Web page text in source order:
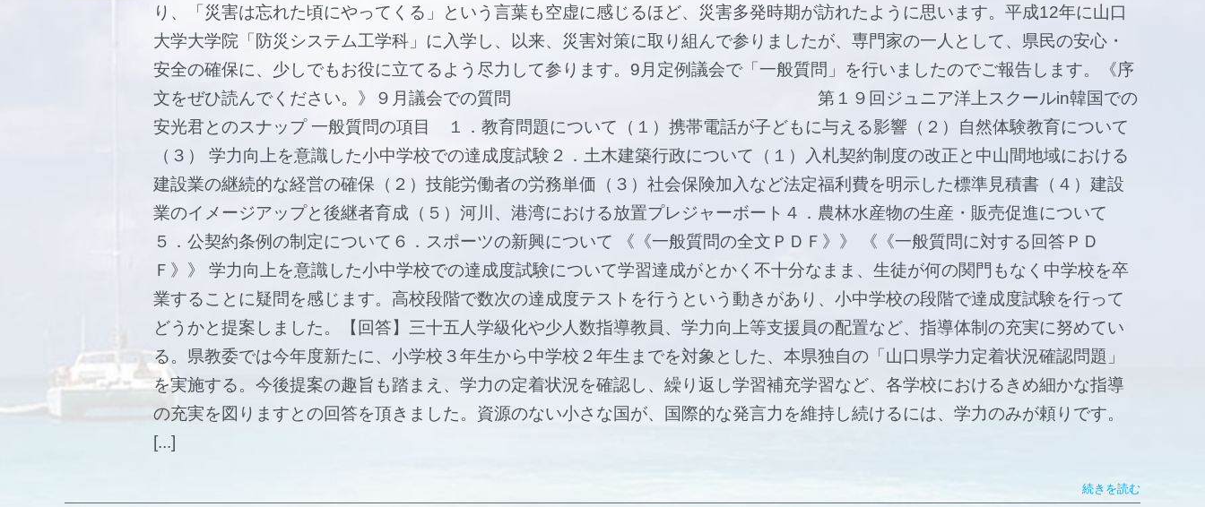
り、「災害は忘れた頃にやってくる」という言葉も空虚に感じるほど、災害多発時期が訪れたように思います。平成12年に山口
大学大学院「防災システム工学科」に入学し、以来、災害対策に取り組んで参りましたが、専門家の一人として、県民の安心・
安全の確保に、少しでもお役に立てるよう尽力して参ります。9月定例議会で「一般質問」を行いましたのでご報告します。《序
文をぜひ読んでください。》９月議会での質問 第１９回ジュニア洋上スクールin韓国での
安光君とのスナップ 一般質問の項目 １．教育問題について（１）携帯電話が子どもに与える影響（２）自然体験教育について
（３） 学力向上を意識した小中学校での達成度試験２．土木建築行政について（１）入札契約制度の改正と中山間地域における
建設業の継続的な経営の確保（２）技能労働者の労務単価（３）社会保険加入など法定福利費を明示した標準見積書（４）建設
業のイメージアップと後継者育成（５）河川、港湾における放置プレジャーボート４．農林水産物の生産・販売促進について
５．公契約条例の制定について６．スポーツの新興について 《《一般質問の全文ＰＤＦ》》 《《一般質問に対する回答ＰＤ
Ｆ》》 学力向上を意識した小中学校での達成度試験について学習達成がとかく不十分なまま、生徒が何の関門もなく中学校を卒
業することに疑問を感じます。高校段階で数次の達成度テストを行うという動きがあり、小中学校の段階で達成度試験を行って
どうかと提案しました。【回答】三十五人学級化や少人数指導教員、学力向上等支援員の配置など、指導体制の充実に努めてい
る。県教委では今年度新たに、小学校３年生から中学校２年生までを対象とした、本県独自の「山口県学力定着状況確認問題」
を実施する。今後提案の趣旨も踏まえ、学力の定着状況を確認し、繰り返し学習補充学習など、各学校におけるきめ細かな指導
の充実を図りますとの回答を頂きました。資源のない小さな国が、国際的な発言力を維持し続けるには、学力のみが頼りです。
[...]
続きを読む